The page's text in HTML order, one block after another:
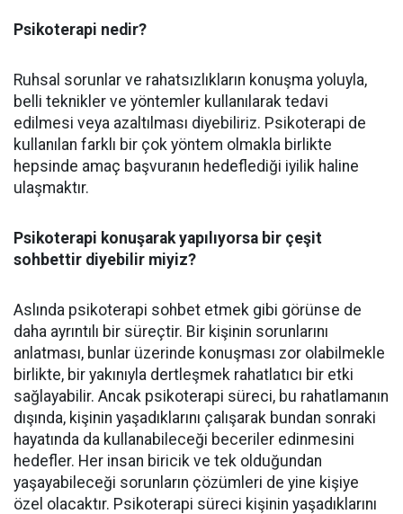
Psikoterapi nedir?
Ruhsal sorunlar ve rahatsızlıkların konuşma yoluyla,
belli teknikler ve yöntemler kullanılarak tedavi
edilmesi veya azaltılması diyebiliriz. Psikoterapi de
kullanılan farklı bir çok yöntem olmakla birlikte
hepsinde amaç başvuranın hedeflediği iyilik haline
ulaşmaktır.
Psikoterapi konuşarak yapılıyorsa bir çeşit
sohbettir diyebilir miyiz?
Aslında psikoterapi sohbet etmek gibi görünse de
daha ayrıntılı bir süreçtir. Bir kişinin sorunlarını
anlatması, bunlar üzerinde konuşması zor olabilmekle
birlikte, bir yakınıyla dertleşmek rahatlatıcı bir etki
sağlayabilir. Ancak psikoterapi süreci, bu rahatlamanın
dışında, kişinin yaşadıklarını çalışarak bundan sonraki
hayatında da kullanabileceği beceriler edinmesini
hedefler. Her insan biricik ve tek olduğundan
yaşayabileceği sorunların çözümleri de yine kişiye
özel olacaktır. Psikoterapi süreci kişinin yaşadıklarını